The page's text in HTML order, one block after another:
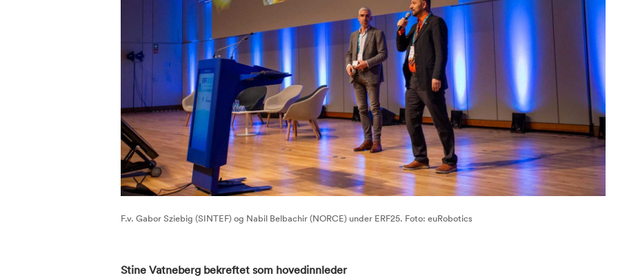
F.v. Gabor Sziebig (SINTEF) og Nabil Belbachir (NORCE) under ERF25. Foto: euRobotics
Stine Vatneberg bekreftet som hovedinnleder